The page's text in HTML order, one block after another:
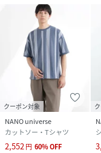
クーポン対象
NANO universe
カットソー・Tシャツ
2,552円 60%OFF